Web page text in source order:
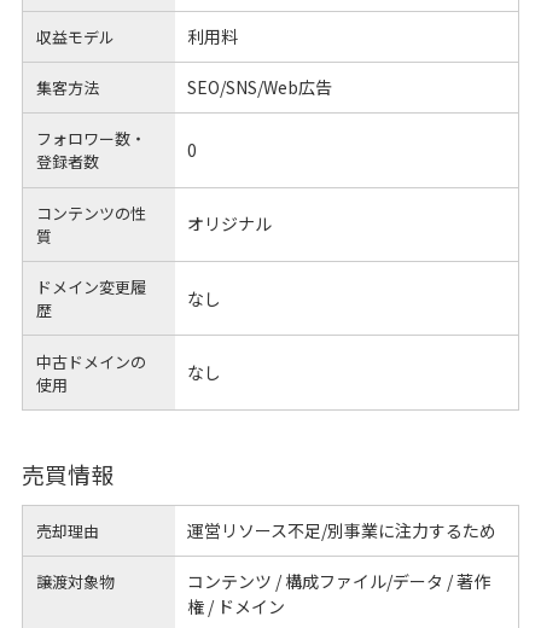
収益モデル 利用料
集客方法 SEO/SNS/Web広告
フォロワー数・
登録者数
0
コンテンツの性
質
オリジナル
ドメイン変更履
歴
なし
中古ドメインの
使用
なし
売買情報
売却理由 運営リソース不足/別事業に注力するため
譲渡対象物
コンテンツ / 構成ファイル/データ / 著作
権 / ドメイン